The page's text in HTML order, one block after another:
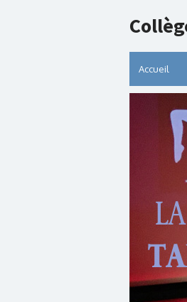
Accueil